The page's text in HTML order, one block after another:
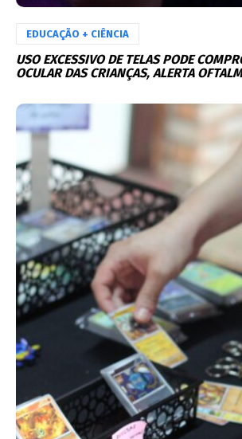
EDUCAÇÃO + CIÊNCIA
USO EXCESSIVO DE TELAS PODE
OCULAR DAS CRIANÇAS, ALERTA